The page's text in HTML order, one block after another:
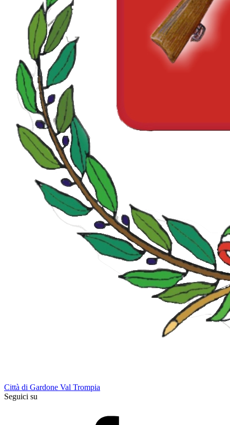
Città di Gardone Val Trompia
Seguici su